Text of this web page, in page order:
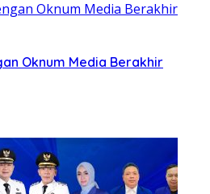
Oknum Media Berakhir